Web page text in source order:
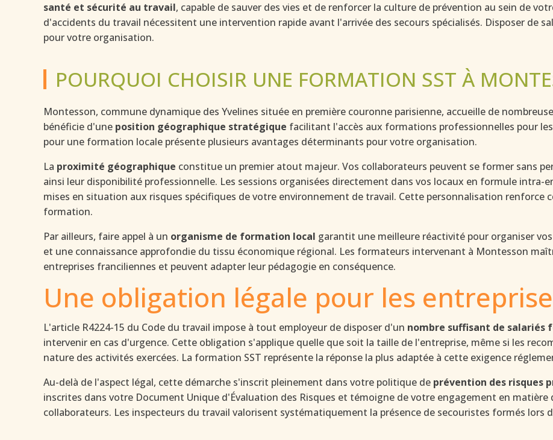
santé et sécurité au travail, capable de sauver des vies et de renforcer la culture de prévention au sein de
d'accidents du travail nécessitent une intervention rapide avant l'arrivée des secours spécialisés. Disposer de
pour votre organisation.
POURQUOI CHOISIR UNE FORMATION SST À
Montesson, commune dynamique des Yvelines située en première couronne parisienne, accueille de
bénéficie d'une position géographique stratégique facilitant l'accès aux formations professionnelles pour
pour une formation locale présente plusieurs avantages déterminants pour votre organisation.
La proximité géographique constitue un premier atout majeur. Vos collaborateurs peuvent se former sans
ainsi leur disponibilité professionnelle. Les sessions organisées directement dans vos locaux en formule
mises en situation aux risques spécifiques de votre environnement de travail. Cette personnalisation renforce
formation.
Par ailleurs, faire appel à un organisme de formation local garantit une meilleure réactivité pour organiser
et une connaissance approfondie du tissu économique régional. Les formateurs intervenant à Montesson
entreprises franciliennes et peuvent adapter leur pédagogie en conséquence.
Une obligation légale pour les
L'article R4224-15 du Code du travail impose à tout employeur de disposer d'un nombre suffisant de salariés
intervenir en cas d'urgence. Cette obligation s'applique quelle que soit la taille de l'entreprise, même si les
nature des activités exercées. La formation SST représente la réponse la plus adaptée à cette exigence
Au-delà de l'aspect légal, cette démarche s'inscrit pleinement dans votre politique de prévention des risques
inscrites dans votre Document Unique d'Évaluation des Risques et témoigne de votre engagement en matière
collaborateurs. Les inspecteurs du travail valorisent systématiquement la présence de secouristes formés lors